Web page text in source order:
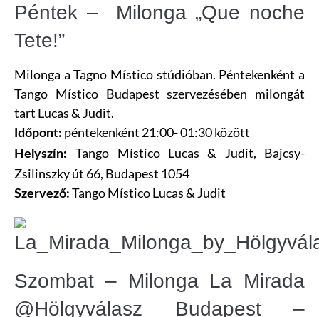
Péntek – Milonga „Que noche
Tete!”
Milonga a Tagno Místico stúdióban. Péntekenként a
Tango Místico Budapest szervezésében milongát
tart Lucas & Judit.
Időpont: péntekenként 21:00- 01:30 között
Helyszín:Tango Místico Lucas & Judit, Bajcsy-
Zsilinszky út 66, Budapest 1054
Szervező: Tango Místico Lucas & Judit
Szombat – Milonga La Mirada
@Hölgyválasz Budapest –